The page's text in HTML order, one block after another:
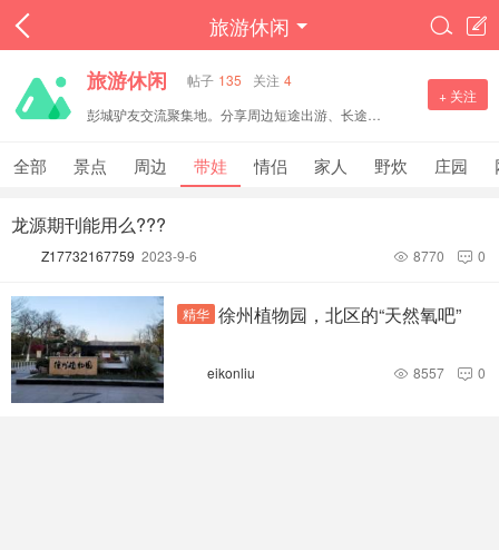
旅游休闲 

旅游休闲 帖子 135 关注 4
+ 关注
全部 景点 周边 带娃 情侣 家人 野炊 庄园
龙源期刊能用么???
Z17732167759 2023-9-6  0
 8770
精华 徐州植物园，北区的“天然氧吧”
eikonliu  0
 8557